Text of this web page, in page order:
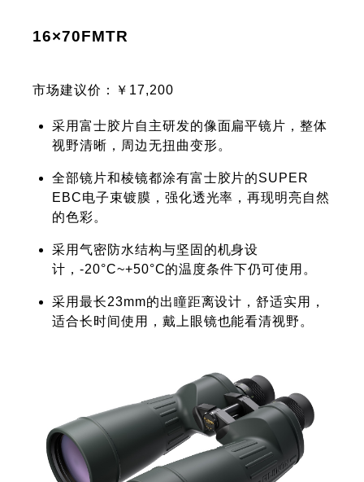
16×70FMTR
市场建议价：￥17,200
采用富士胶片自主研发的像面扁平镜片，整体
视野清晰，周边无扭曲变形。
全部镜片和棱镜都涂有富士胶片的SUPER
EBC电子束镀膜，强化透光率，再现明亮自然
的色彩。
采用气密防水结构与坚固的机身设
计，-20°C~+50°C的温度条件下仍可使用。
采用最长23mm的出瞳距离设计，舒适实用，
适合长时间使用，戴上眼镜也能看清视野。